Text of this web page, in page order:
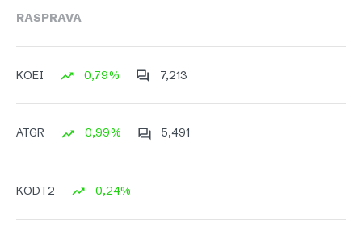
RASPRAVA
KOEI 0,79% 7,213
ATGR 0,99% 5,491
KODT2 0,24%